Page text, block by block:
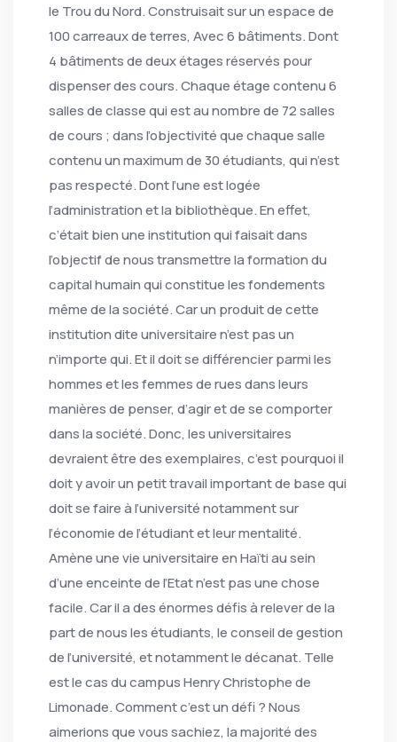
le Trou du Nord. Construisait sur un espace de
100 carreaux de terres, Avec 6 bâtiments. Dont
4 bâtiments de deux étages réservés pour
dispenser des cours. Chaque étage contenu 6
salles de classe qui est au nombre de 72 salles
de cours ; dans l’objectivité que chaque salle
contenu un maximum de 30 étudiants, qui n’est
pas respecté. Dont l’une est logée
l’administration et la bibliothèque. En effet,
c’était bien une institution qui faisait dans
l’objectif de nous transmettre la formation du
capital humain qui constitue les fondements
même de la société. Car un produit de cette
institution dite universitaire n’est pas un
n’importe qui. Et il doit se différencier parmi les
hommes et les femmes de rues dans leurs
manières de penser, d’agir et de se comporter
dans la société. Donc, les universitaires
devraient être des exemplaires, c’est pourquoi il
doit y avoir un petit travail important de base qui
doit se faire à l’université notamment sur
l’économie de l’étudiant et leur mentalité.
Amène une vie universitaire en Haïti au sein
d’une enceinte de l’Etat n’est pas une chose
facile. Car il a des énormes défis à relever de la
part de nous les étudiants, le conseil de gestion
de l’université, et notamment le décanat. Telle
est le cas du campus Henry Christophe de
Limonade. Comment c’est un défi ? Nous
aimerions que vous sachiez, la majorité des